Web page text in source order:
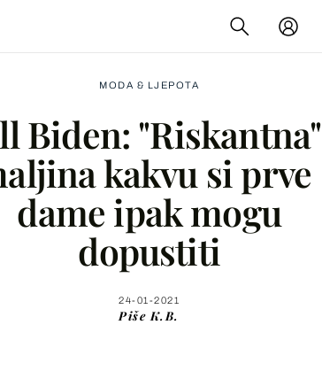
MODA & LJEPOTA
Biden: "Riskantna"
kakvu si prve
dame ipak mogu
dopustiti
24-01-2021
Piše K.B.